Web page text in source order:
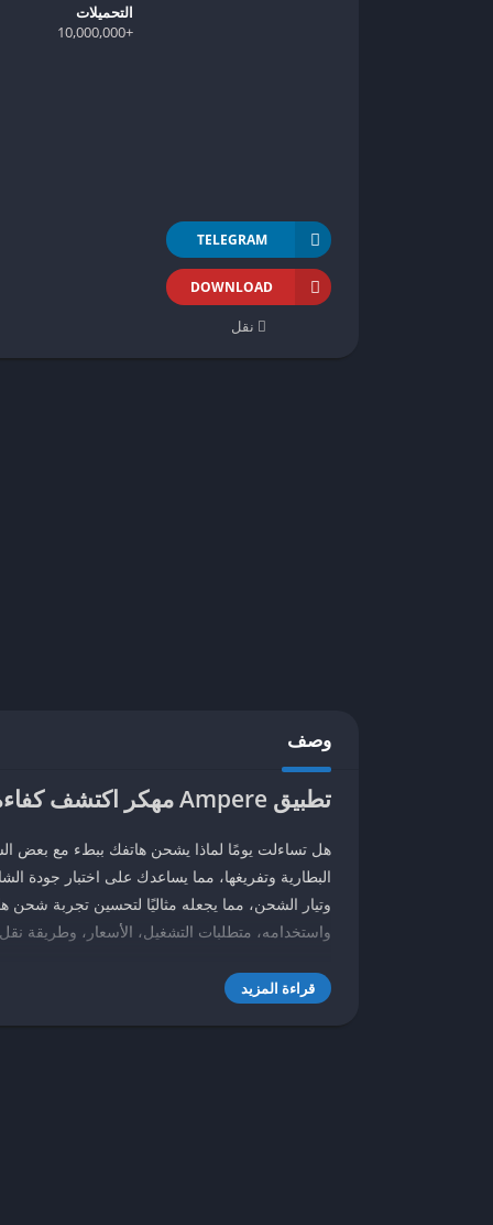
TELEGRAM
DOWNLOAD
نقل
التحميلات
+10,000,000
وصف
تطبيق Ampere مهكر اكتشف
هل تساءلت يومًا لماذا يشحن هاتفك ببطء مع بعض
وتيار الشحن، مما يجعله مثاليًا لتحسين تجربة
واستخدامه، متطلبات التشغيل، الأسعار، وطريقة نقل
ما هو تطبيقAmpere ؟
قراءة المزيد